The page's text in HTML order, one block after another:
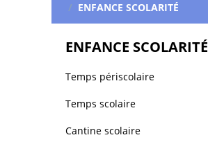
/ ENFANCE SCOLARITÉ
ENFANCE SCOLARITÉ
Temps périscolaire
Temps scolaire
Cantine scolaire